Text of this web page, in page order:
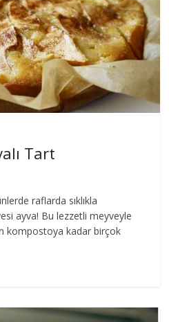
Tart
raflarda sıklıkla
ayva! Bu lezzetli meyveyle
kompostoya kadar birçok